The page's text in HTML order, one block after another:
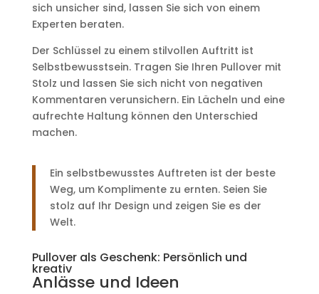
sich unsicher sind, lassen Sie sich von einem
Experten beraten.
Der Schlüssel zu einem stilvollen Auftritt ist
Selbstbewusstsein. Tragen Sie Ihren Pullover mit
Stolz und lassen Sie sich nicht von negativen
Kommentaren verunsichern. Ein Lächeln und eine
aufrechte Haltung können den Unterschied
machen.
Ein selbstbewusstes Auftreten ist der beste
Weg, um Komplimente zu ernten. Seien Sie
stolz auf Ihr Design und zeigen Sie es der
Welt.
Pullover als Geschenk: Persönlich und
kreativ
Anlässe und Ideen